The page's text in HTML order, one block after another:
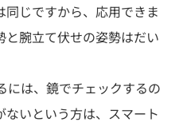
じですから、応用できま
と腕立て伏せの姿勢はだい
には、鏡でチェックするの
いという方は、スマート